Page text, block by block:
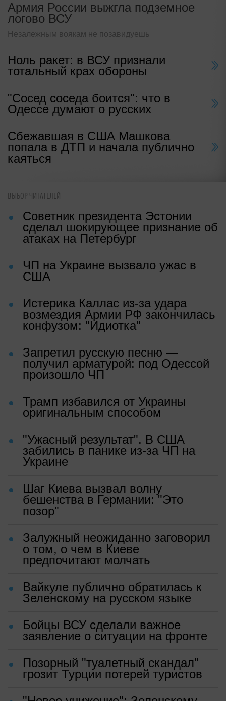
Армия России выжгла подземное
логово ВСУ
Незалежным воякам не позавидуешь
Ноль ракет: в ВСУ признали
тотальный крах обороны
"Сосед соседа боится": что в
Одессе думают о русских
Сбежавшая в США Машкова
попала в ДТП и начала публично
каяться
ВЫБОР ЧИТАТЕЛЕЙ
Советник президента Эстонии
сделал шокирующее признание об
атаках на Петербург
ЧП на Украине вызвало ужас в
США
Истерика Каллас из-за удара
возмездия Армии РФ закончилась
конфузом: "Идиотка"
Запретил русскую песню —
получил арматурой: под Одессой
произошло ЧП
Трамп избавился от Украины
оригинальным способом
"Ужасный результат". В США
забились в панике из-за ЧП на
Украине
Шаг Киева вызвал волну
бешенства в Германии: "Это
позор"
Залужный неожиданно заговорил
о том, о чем в Киеве
предпочитают молчать
Вайкуле публично обратилась к
Зеленскому на русском языке
Бойцы ВСУ сделали важное
заявление о ситуации на фронте
Позорный "туалетный скандал"
грозит Турции потерей туристов